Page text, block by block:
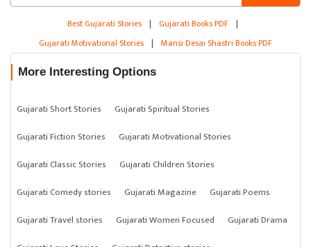
Best Gujarati Stories | Gujarati Books PDF |
Gujarati Motivational Stories | Mansi Desai Shastri Books PDF
More Interesting Options
Gujarati Short Stories
Gujarati Spiritual Stories
Gujarati Fiction Stories
Gujarati Motivational Stories
Gujarati Classic Stories
Gujarati Children Stories
Gujarati Comedy stories
Gujarati Magazine
Gujarati Poems
Gujarati Travel stories
Gujarati Women Focused
Gujarati Drama